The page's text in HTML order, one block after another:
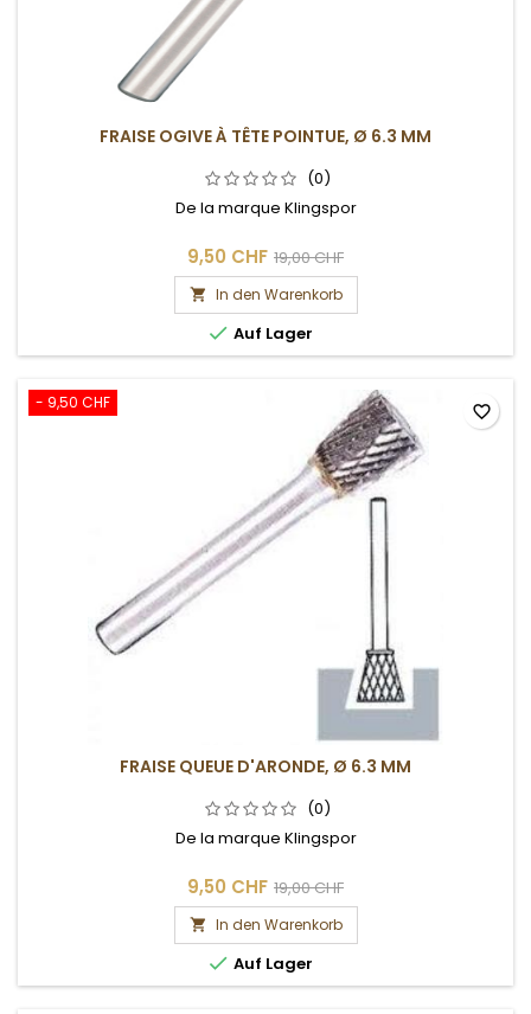
FRAISE OGIVE À TÊTE POINTUE, Ø 6.3 MM
(0)
De la marque Klingspor
9,50 CHF 19,00 CHF
 In den Warenkorb
 Auf Lager
- 9,50 CHF
FRAISE QUEUE D'ARONDE, Ø 6.3 MM
(0)
De la marque Klingspor
9,50 CHF 19,00 CHF
 In den Warenkorb
 Auf Lager
favorite_border